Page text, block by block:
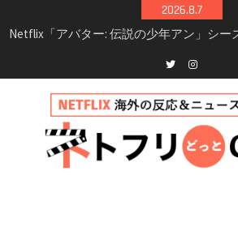
to
2026.8.7
シーズン3最新情報
Netflix映画「ボイスメールで恋をして」
イッチ主演ロマコメ
新決定！2027年撮影開始へ
兄弟大騒動のコメディ映画「リトル・ブ
ー」がNetflixで配信！─キャスト・あら
見どころまとめ
Twitter